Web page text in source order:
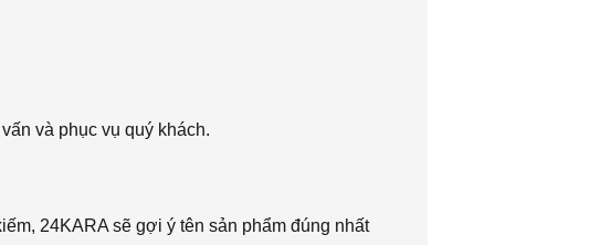
và phục vụ quý khách.
24KARA sẽ gợi ý tên sản phẩm đúng nhất